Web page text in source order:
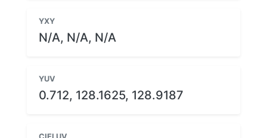
YXY
N/A, N/A, N/A
YUV
0.712, 128.1625, 128.9187
CIELUV